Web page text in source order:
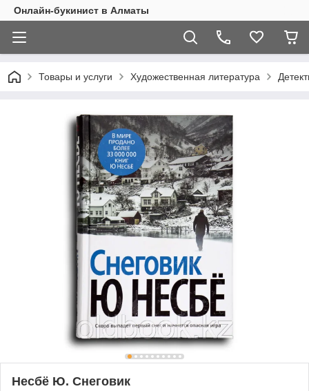
Онлайн-букинист в Алматы
Товары и услуги Художественная литература
Несбё Ю. Снеговик